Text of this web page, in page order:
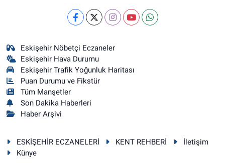
Eskişehir Nöbetçi Eczaneler
Eskişehir Hava Durumu
Eskişehir Trafik Yoğunluk Haritası
Puan Durumu ve Fikstür
Tüm Manşetler
Son Dakika Haberleri
Haber Arşivi
ESKİŞEHİR ECZANELERİ KENT REHBERİ
İletişim
Künye